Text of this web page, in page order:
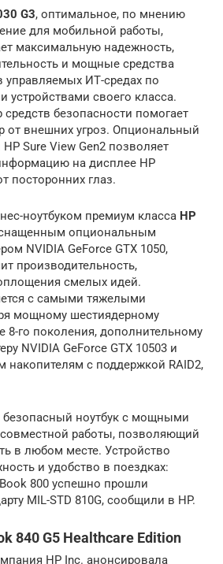
G3, оптимальное, по мнению
для мобильной работы,
максимальную надежность,
и мощные средства
управляемых ИТ-средах по
устройствами своего класса.
безопасности помогает
от внешних угроз. Опциональный
Sure View Gen2 позволяет
на дисплее HP
посторонних глаз.
ноутбуком премиум класса HP
опциональным
NVIDIA GeForce GTX 1050,
производительность,
смелых идей.
с самыми тяжелыми
мощному шестиядерному
8-го поколения, дополнительному
NVIDIA GeForce GTX 10503 и
накопителям с поддержкой RAID2,
безопасный ноутбук с мощными
работы, позволяющий
в любом месте. Устройство
и удобство в поездках:
800 успешно прошли
MIL-STD 810G, сообщили в HP.
840 G5 Healthcare Edition
HP Inc. анонсировала